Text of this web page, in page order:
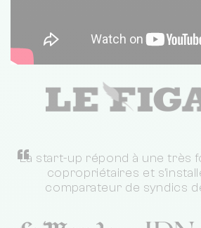
“
La start-up répond à une très
copropriétaires et
comparateur de syndics